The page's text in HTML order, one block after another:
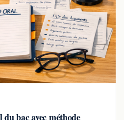
bac avec méthode